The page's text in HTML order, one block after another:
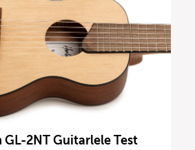
GL-2NT Guitarlele Test